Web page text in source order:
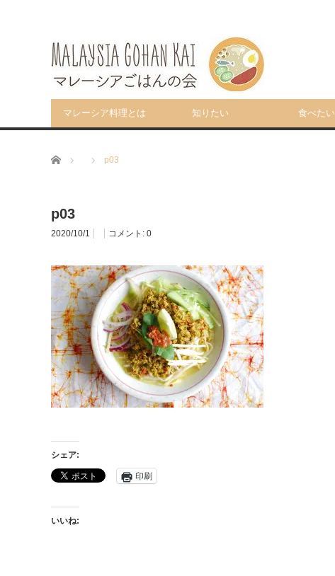
マレーシア料理とは 知りたい 食べたい
ホーム p03
p03
2020/10/1 コメント: 0
シェア:
印刷
いいね: